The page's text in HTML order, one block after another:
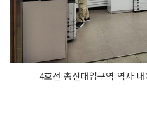
4호선 총신대입구역 역사